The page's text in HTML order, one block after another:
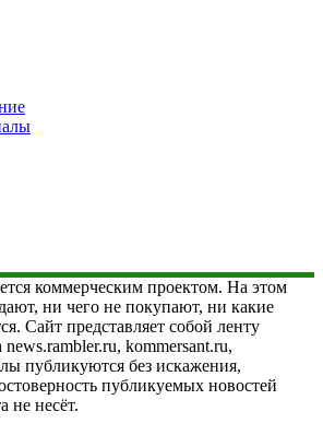
коммерческим проектом. На этом
ни чего не покупают, ни какие
Сайт представляет собой ленту
kommersant.ru,
публикуются без искажения,
публикуемых новостей
не несёт.